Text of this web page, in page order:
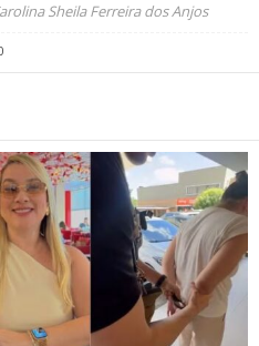
Sheila Ferreira dos Anjos